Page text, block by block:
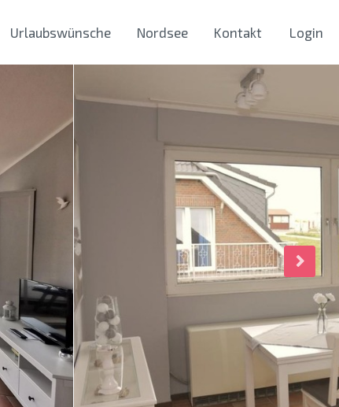
Urlaubswünsche Nordsee Kontakt Login